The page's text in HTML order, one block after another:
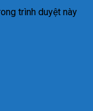
trình duyệt này